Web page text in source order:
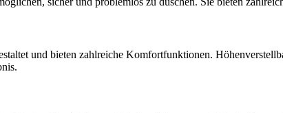
und bieten zahlreiche Komfortfunktionen.